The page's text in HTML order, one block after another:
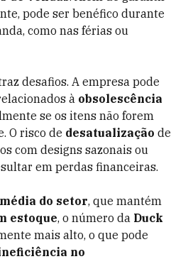
pode ser benéfico durante
como nas férias ou
desafios. A empresa pode
à obsolescência
se os itens não forem
O risco de desatualização de
com designs sazonais ou
em perdas financeiras.
média do setor, que mantém
estoque, o número da Duck
mais alto, o que pode
no